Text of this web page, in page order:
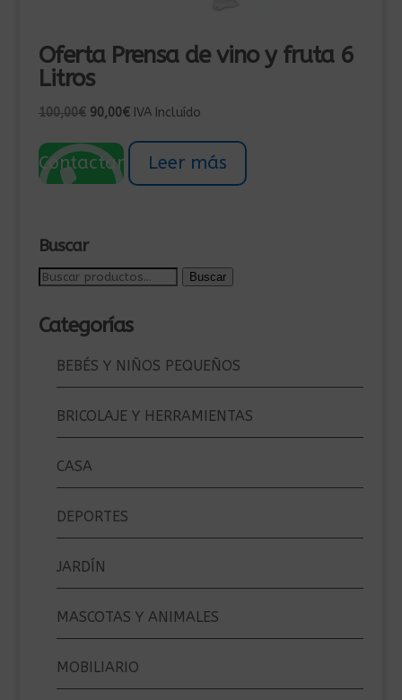
Oferta Prensa de vino y fruta 6
Litros
100,00€ El
original
era:
90,00€El
actual
IVA Incluído
Contactar Leer más
Buscar
Buscar
Buscar
Categorías
BEBÉS Y NIÑOS PEQUEÑOS
BRICOLAJE Y HERRAMIENTAS
CASA
DEPORTES
JARDÍN
MASCOTAS Y ANIMALES
MOBILIARIO